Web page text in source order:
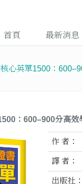
首頁 最新消息
心英單1500：
：600–900分高效
作 者：
譯 者：
出版社：